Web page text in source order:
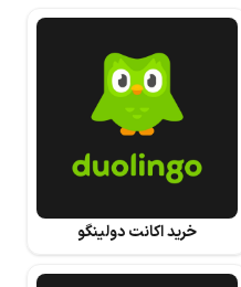
خرید اکانت دولینگو